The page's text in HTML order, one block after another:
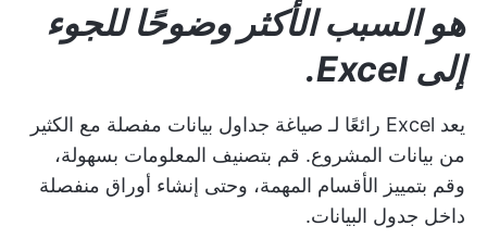
هو السبب الأكثر وضوحًا للجوء
إلى Excel.
يعد Excel رائعًا لـ صياغة جداول بيانات مفصلة مع الكثير
من بيانات المشروع. قم بتصنيف المعلومات بسهولة،
وقم بتمييز الأقسام المهمة، وحتى إنشاء أوراق منفصلة
داخل جدول البيانات.